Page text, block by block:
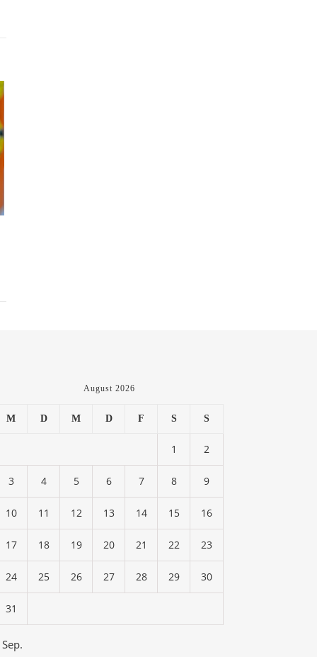
August 2026
M D M D F S S
1 2
3 4 5 6 7 8 9
10 11 12 13 14 15 16
17 18 19 20 21 22 23
24 25 26 27 28 29 30
31